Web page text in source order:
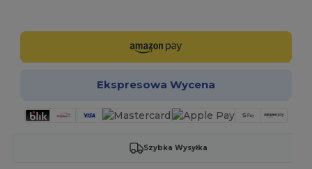
Ekspresowa Wycena
Szybka Wysyłka